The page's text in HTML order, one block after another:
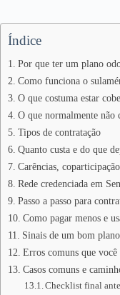
Índice
Por que ter um plano
Como funciona o
O que costuma estar
O que normalmente não
Tipos de contratação
Quanto custa e do que
Carências,
Rede credenciada em
Passo a passo para
Como pagar menos e
Sinais de um bom
Erros comuns que
Casos comuns e
Checklist final